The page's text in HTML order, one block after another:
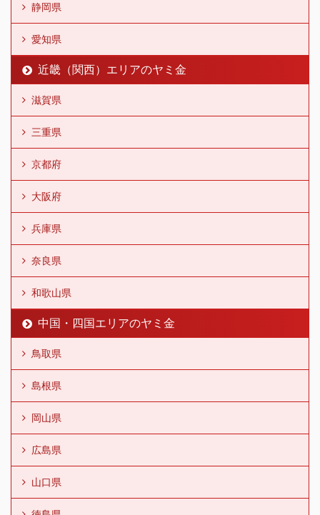
静岡県
愛知県
近畿（関西）エリアのヤミ金
滋賀県
三重県
京都府
大阪府
兵庫県
奈良県
和歌山県
中国・四国エリアのヤミ金
鳥取県
島根県
岡山県
広島県
山口県